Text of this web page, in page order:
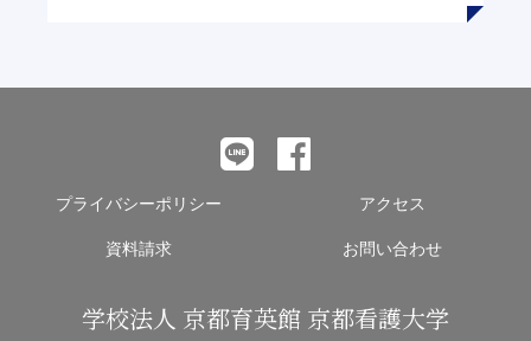
プライバシーポリシー アクセス
資料請求 お問い合わせ
学校法人 京都育英館 京都看護大学